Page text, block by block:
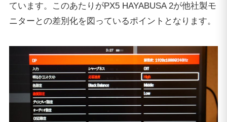
ています。このあたりがPX5 HAYABUSA 2が他社製モ
ニターとの差別化を図っているポイントとなります。